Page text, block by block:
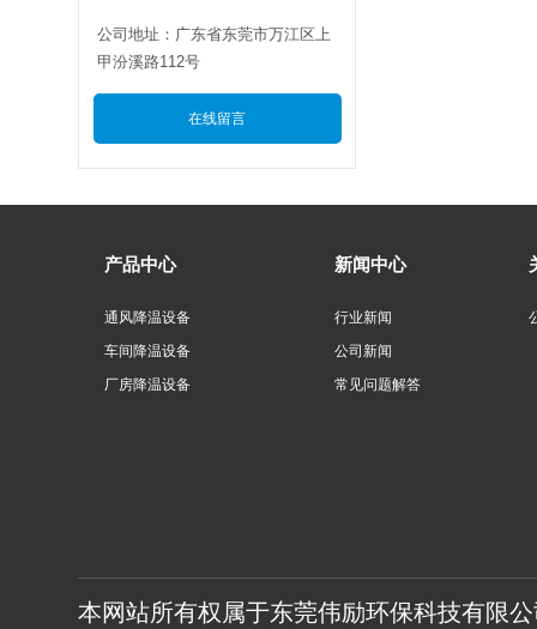
公司地址：广东省东莞市万江区上
甲汾溪路112号
在线留言
产品中心
通风降温设备
车间降温设备
厂房降温设备
新闻中心
行业新闻
公司新闻
常见问题解答
本网站所有权属于东莞伟励环保科技有限